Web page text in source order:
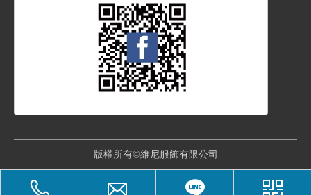
版權所有©維尼服飾有限公司